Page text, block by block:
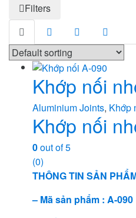
Filters
Khớp nối
Aluminium Joints, Khớp
Khớp nối
0out of 5
(0)
THÔNG TIN SẢN
– Mã sản phẩm : A-090